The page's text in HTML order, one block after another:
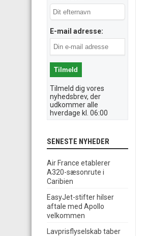
E-mail adresse:
Tilmeld dig vores
nyhedsbrev, der
udkommer alle
hverdage kl. 06:00
SENESTE NYHEDER
Air France etablerer
A320-sæsonrute i
Caribien
EasyJet-stifter hilser
aftale med Apollo
velkommen
Lavprisflyselskab taber